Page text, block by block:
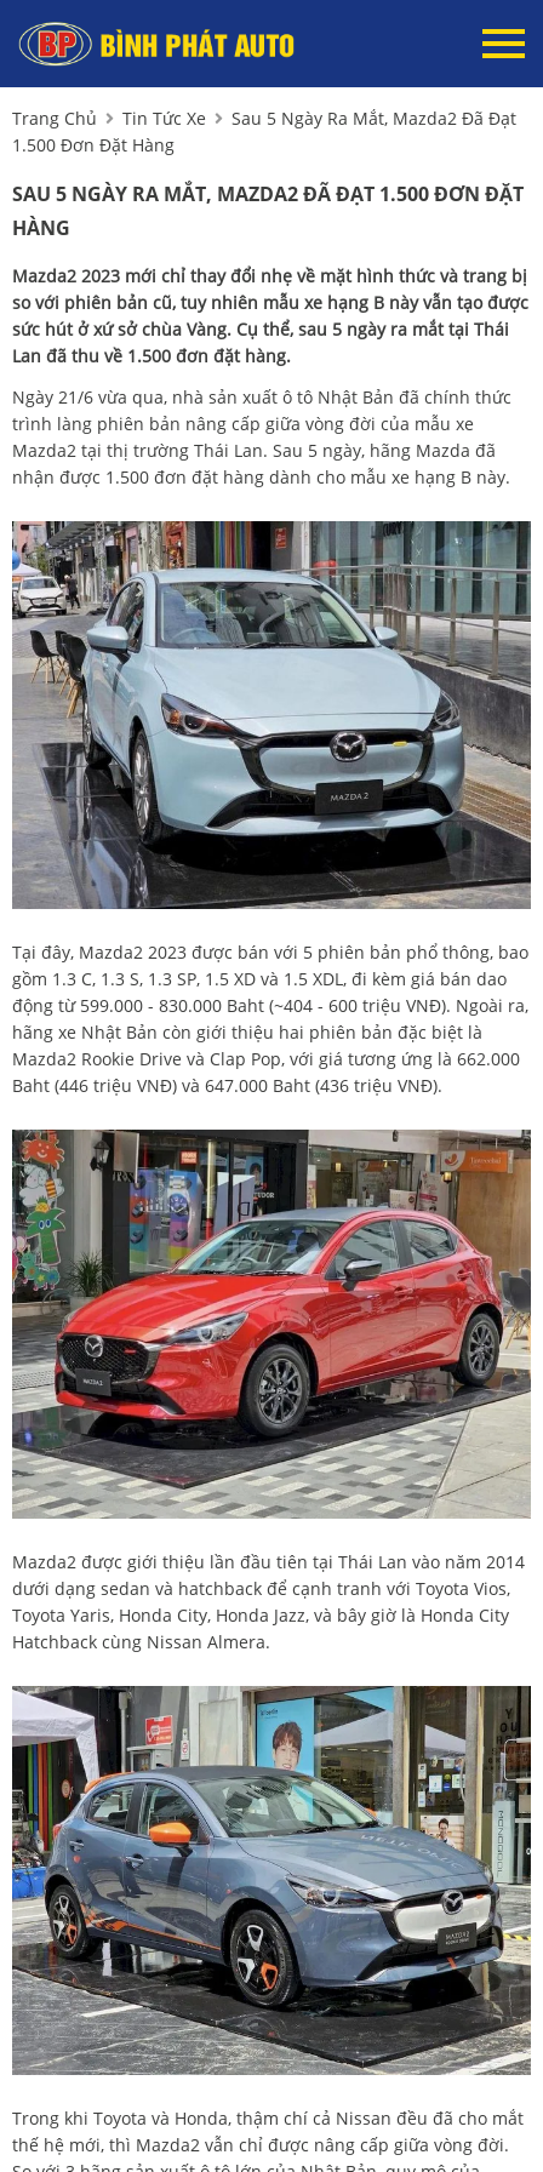
Trang Chủ Tin Tức Xe
Sau 5 Ngày Ra Mắt, Mazda2 Đã Đạt
1.500 Đơn Đặt Hàng
SAU 5 NGÀY RA MẮT, MAZDA2 ĐÃ ĐẠT 1.500 ĐƠN ĐẶT
HÀNG
Mazda2 2023 mới chỉ thay đổi nhẹ về mặt hình thức và trang bị
so với phiên bản cũ, tuy nhiên mẫu xe hạng B này vẫn tạo được
sức hút ở xứ sở chùa Vàng. Cụ thể, sau 5 ngày ra mắt tại Thái
Lan đã thu về 1.500 đơn đặt hàng.
Ngày 21/6 vừa qua, nhà sản xuất ô tô Nhật Bản đã chính thức
trình làng phiên bản nâng cấp giữa vòng đời của mẫu xe
Mazda2 tại thị trường Thái Lan. Sau 5 ngày, hãng Mazda đã
nhận được 1.500 đơn đặt hàng dành cho mẫu xe hạng B này.
Tại đây, Mazda2 2023 được bán với 5 phiên bản phổ thông, bao
gồm 1.3 C, 1.3 S, 1.3 SP, 1.5 XD và 1.5 XDL, đi kèm giá bán dao
động từ 599.000 - 830.000 Baht (~404 - 600 triệu VNĐ). Ngoài ra,
hãng xe Nhật Bản còn giới thiệu hai phiên bản đặc biệt là
Mazda2 Rookie Drive và Clap Pop, với giá tương ứng là 662.000
Baht (446 triệu VNĐ) và 647.000 Baht (436 triệu VNĐ).
Mazda2 được giới thiệu lần đầu tiên tại Thái Lan vào năm 2014
dưới dạng sedan và hatchback để cạnh tranh với Toyota Vios,
Toyota Yaris, Honda City, Honda Jazz, và bây giờ là Honda City
Hatchback cùng Nissan Almera.
Trong khi Toyota và Honda, thậm chí cả Nissan đều đã cho mắt
thế hệ mới, thì Mazda2 vẫn chỉ được nâng cấp giữa vòng đời.